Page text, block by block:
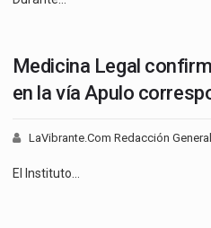
Medicina Legal
en la vía Apulo
LaVibrante.Com Redacción General
El Instituto…